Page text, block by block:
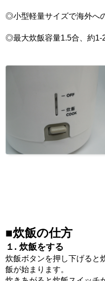
◎小型軽量サイズで海外へ
◎最大炊飯容量1.5合、約1-
■炊飯の仕方
１. 炊飯をする
炊飯ボタンを押し下げると
飯が始まります。